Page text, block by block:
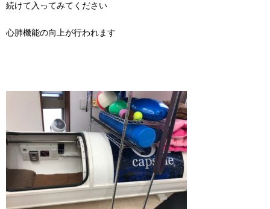
続けて入ってみてください
心肺機能の向上が行われます